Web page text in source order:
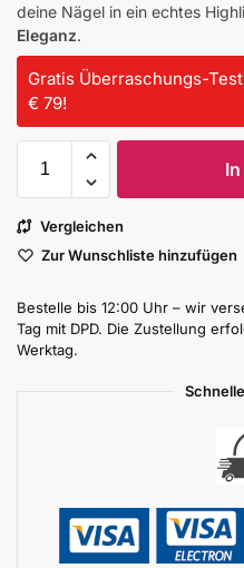
deine Nägel in ein echtes
Eleganz.
Gratis Überraschungs-
€ 79!
Vergleichen
Zur Wunschliste hinzufügen
Bestelle bis 12:00 Uhr – wir
Tag mit DPD. Die Zustellung
Werktag.